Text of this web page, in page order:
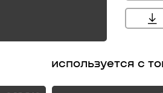
используется с